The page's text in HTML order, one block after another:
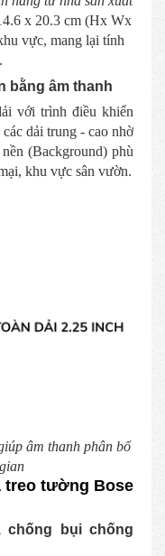
x 20.3 cm (Hx Wx
vực, mang lại tính
bằng âm thanh
với trình điều khiển
dải trung - cao nhờ
(Background) phù
khu vực sân vườn.
âm thanh phân bổ
treo tường Bose
chống bụi chống